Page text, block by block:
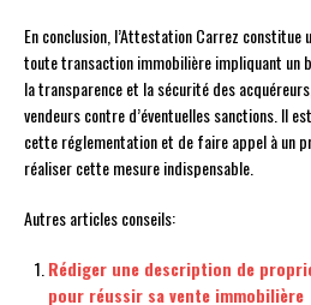
En conclusion, l’Attestation Carrez
toute transaction immobilière impliquant un
la transparence et la sécurité des
vendeurs contre d’éventuelles sanctions. Il
cette réglementation et de faire appel à un
réaliser cette mesure indispensable.
Autres articles conseils:
Rédiger une description de
pour réussir sa vente immobilière